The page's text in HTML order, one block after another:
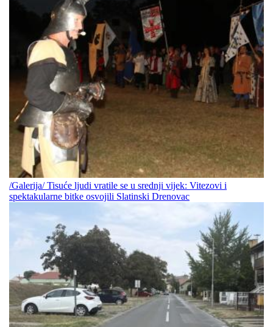
/Galerija/ Tisuće ljudi vratile se u srednji vijek: Vitezovi i
spektakularne bitke osvojili Slatinski Drenovac